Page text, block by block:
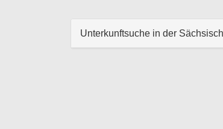
Unterkunftsuche in der